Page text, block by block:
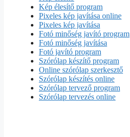
Kép élesítő program
Pixeles kép javítása online
Pixeles kép javítása
Fotó minőség javító program
Fotó minőség javítása
Fotó javító program
Szórólap készítő program
Online szórólap szerkesztő
Szórólap készítés online
Szórólap tervező program
Szórólap tervezés online